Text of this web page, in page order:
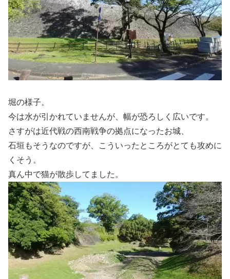
堀の様子。
今は水が引かれていませんが、幅が恐ろしく広いです。
さすがは近代戦の西南戦争の拠点になったお城、
石垣もそうなのですが、こういったところがとても攻めに
くそう。
真ん中で猫が散歩してました。